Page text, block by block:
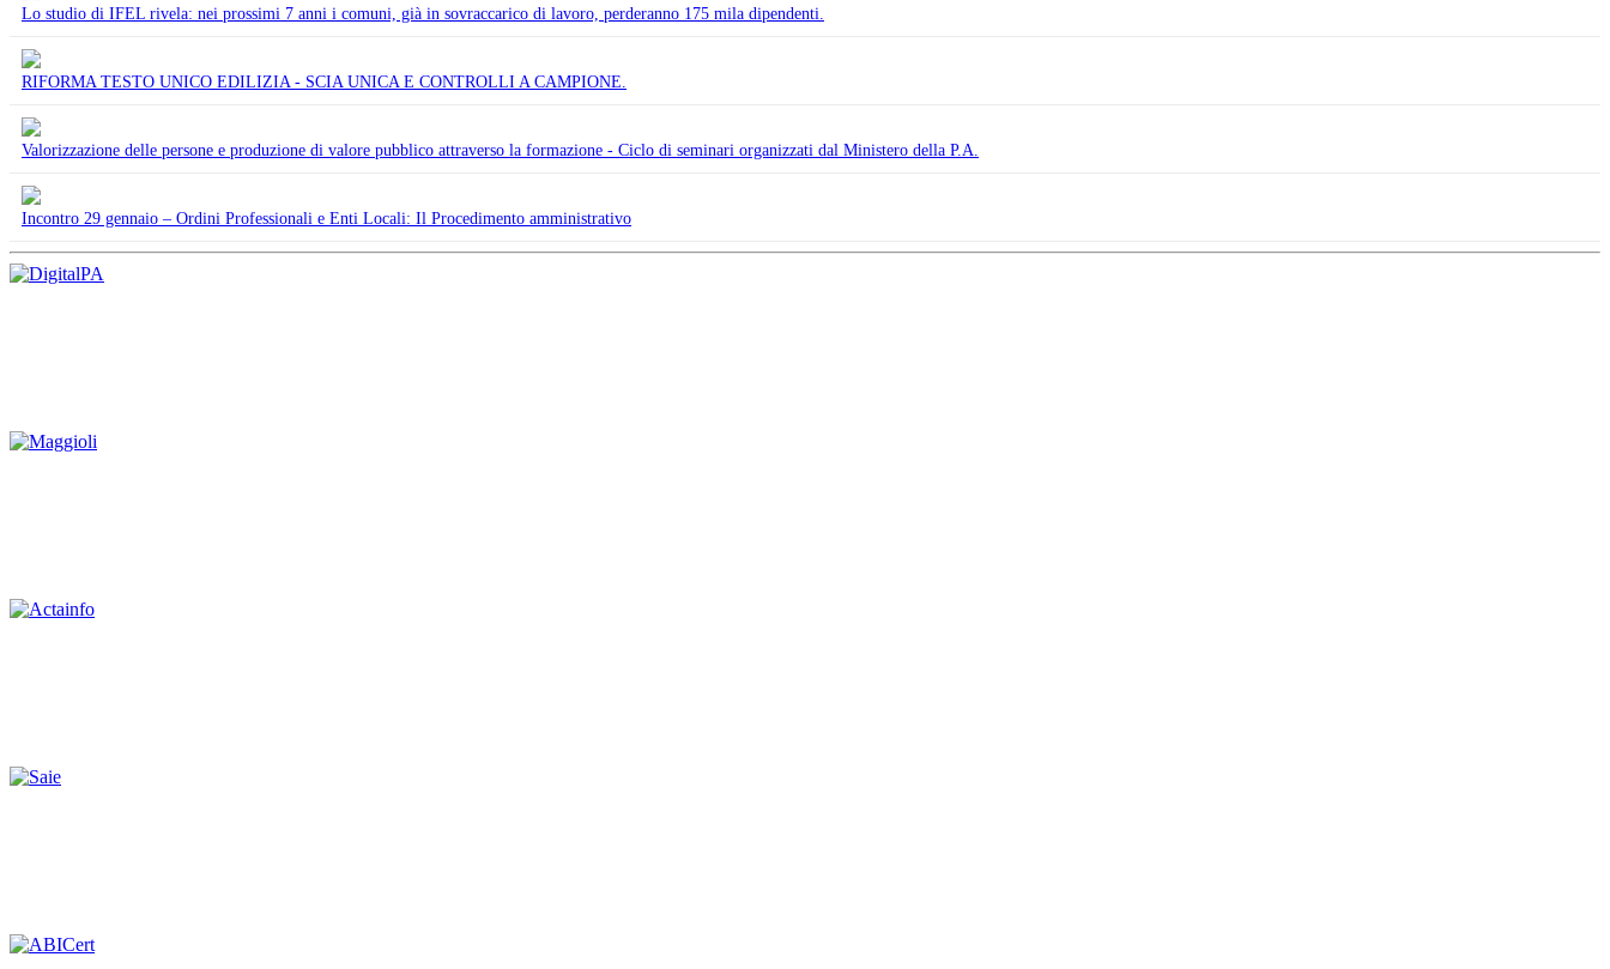
Lo studio di IFEL rivela: nei prossimi 7 anni i comuni, già in sovraccarico di lavoro, perderanno 175 mila dipendenti.
RIFORMA TESTO UNICO EDILIZIA - SCIA UNICA E CONTROLLI A CAMPIONE.
Valorizzazione delle persone e produzione di valore pubblico attraverso la formazione - Ciclo di seminari organizzati dal Ministero della P.A.
Incontro 29 gennaio – Ordini Professionali e Enti Locali: Il Procedimento amministrativo